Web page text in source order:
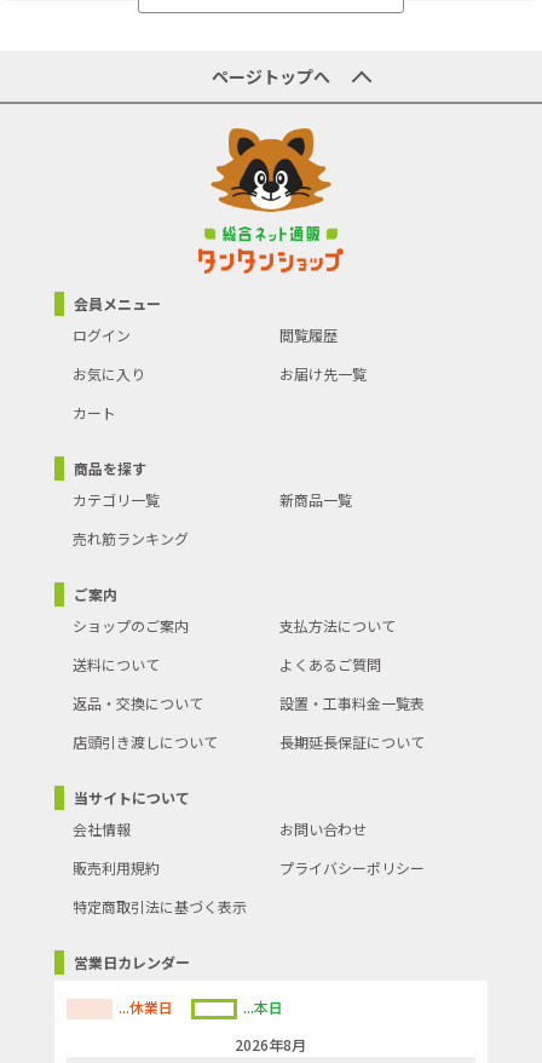
ページトップへ
会員メニュー
ログイン
閲覧履歴
お気に入り
お届け先一覧
カート
商品を探す
カテゴリ一覧
新商品一覧
売れ筋ランキング
ご案内
ショップのご案内
支払方法について
送料について
よくあるご質問
返品・交換について
設置・工事料金一覧表
店頭引き渡しについて
長期延長保証について
当サイトについて
会社情報
お問い合わせ
販売利用規約
プライバシーポリシー
特定商取引法に基づく表示
営業日カレンダー
...休業日
...本日
2026年8月